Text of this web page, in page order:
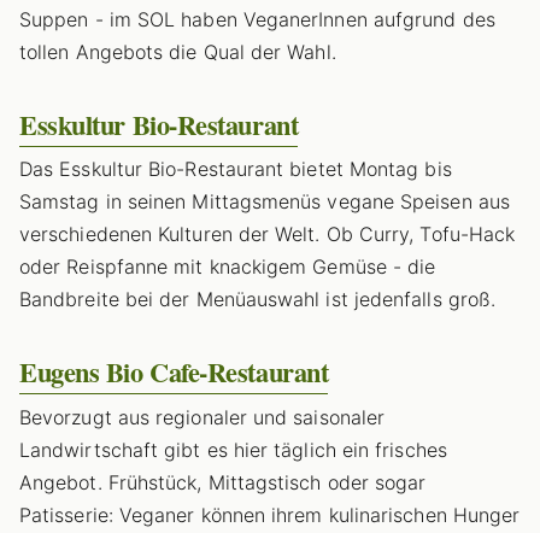
Suppen - im SOL haben VeganerInnen aufgrund des
tollen Angebots die Qual der Wahl.
Esskultur Bio-Restaurant
Das Esskultur Bio-Restaurant bietet Montag bis
Samstag in seinen Mittagsmenüs vegane Speisen aus
verschiedenen Kulturen der Welt. Ob Curry, Tofu-Hack
oder Reispfanne mit knackigem Gemüse - die
Bandbreite bei der Menüauswahl ist jedenfalls groß.
Eugens Bio Cafe-Restaurant
Bevorzugt aus regionaler und saisonaler
Landwirtschaft gibt es hier täglich ein frisches
Angebot. Frühstück, Mittagstisch oder sogar
Patisserie: Veganer können ihrem kulinarischen Hunger